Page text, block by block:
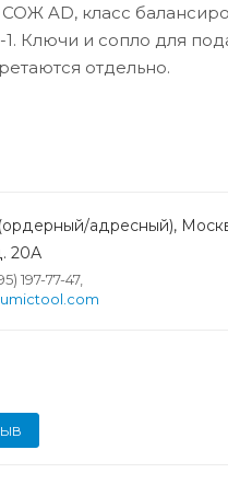
AD, класс
1. Ключи и сопло для
отдельно.
адресный),
20А
197-77-47,